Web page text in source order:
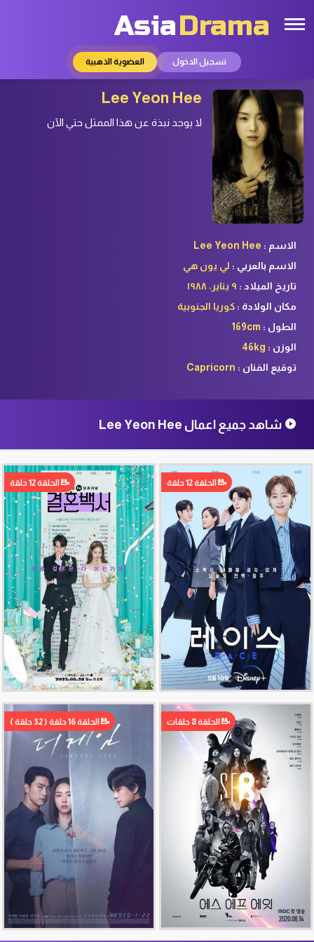
AsiaDrama
تسجيل الدخول العضوية الذهبية
Lee Yeon Hee
لا يوجد نبذة عن هذا الممثل حتي الآن
الاسم : Lee Yeon Hee
الاسم بالعربي : لي يون هي
تاريخ الميلاد : ٩ يناير، ١٩٨٨
مكان الولادة : كوريا الجنوبية
الطول : 169cm
الوزن : 46kg
توقيع الفنان : Capricorn
شاهد جميع اعمال Lee Yeon Hee
الحلقة 12 حلقة الحلقة 12 حلقة
الحلقة 8 حلقات الحلقة 16 حلقة ( 32 حلقة )